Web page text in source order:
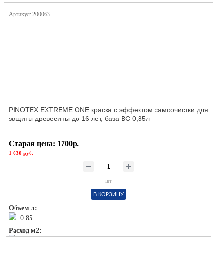
Артикул: 200063
PINOTEX EXTREME ONE краска с эффектом самоочистки для
защиты древесины до 16 лет, база BC 0,85л
Старая цена: 1700р.
1 630 руб.
шт
В КОРЗИНУ
Объем л:
0.85
Расход м2: